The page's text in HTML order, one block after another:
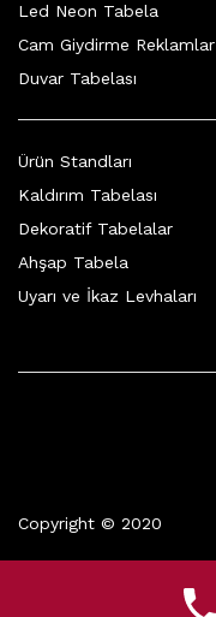
Led Neon Tabela
Cam Giydirme Reklamlar
Duvar Tabelası
Ürün Standları
Kaldırım Tabelası
Dekoratif Tabelalar
Ahşap Tabela
Uyarı ve İkaz Levhaları
Copyright © 2020